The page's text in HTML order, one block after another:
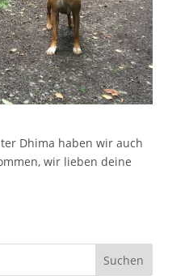
Dhima haben wir auch
wir lieben deine